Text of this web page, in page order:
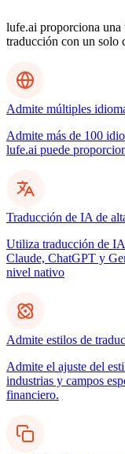
lufe.ai proporciona una
traducción con un solo
Admite múltiples
Admite más de 100
lufe.ai puede
Traducción de IA de
Utiliza traducción de
Claude, ChatGPT y
nivel nativo
Admite estilos de
Admite el ajuste del
industrias y campos
financiero.